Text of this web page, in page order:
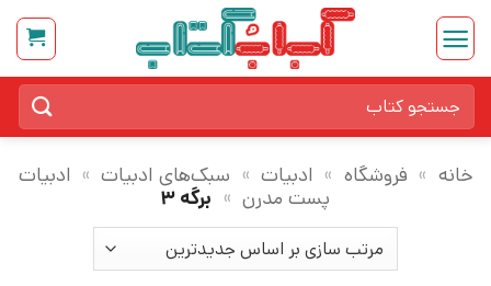
Skip
content
برای:
خانه » فروشگاه » ادبیات » سبک‌های ادبیات » ادبیات
پست مدرن » برگه 3